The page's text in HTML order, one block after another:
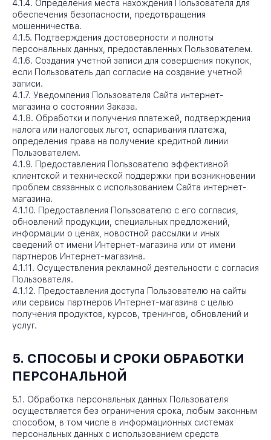
4.1.4. Определения места нахождения Пользователя для
обеспечения безопасности, предотвращения
мошенничества.
4.1.5. Подтверждения достоверности и полноты
персональных данных, предоставленных Пользователем.
4.1.6. Создания учетной записи для совершения покупок,
если Пользователь дал согласие на создание учетной
записи.
4.1.7. Уведомления Пользователя Сайта интернет-
магазина о состоянии Заказа.
4.1.8. Обработки и получения платежей, подтверждения
налога или налоговых льгот, оспаривания платежа,
определения права на получение кредитной линии
Пользователем.
4.1.9. Предоставления Пользователю эффективной
клиентской и технической поддержки при возникновении
проблем связанных с использованием Сайта интернет-
магазина.
4.1.10. Предоставления Пользователю с его согласия,
обновлений продукции, специальных предложений,
информации о ценах, новостной рассылки и иных
сведений от имени Интернет-магазина или от имени
партнеров Интернет-магазина.
4.1.11. Осуществления рекламной деятельности с согласия
Пользователя.
4.1.12. Предоставления доступа Пользователю на сайты
или сервисы партнеров Интернет-магазина с целью
получения продуктов, курсов, тренингов, обновлений и
услуг.
5. СПОСОБЫ И СРОКИ ОБРАБОТКИ
ПЕРСОНАЛЬНОЙ
5.1. Обработка персональных данных Пользователя
осуществляется без ограничения срока, любым законным
способом, в том числе в информационных системах
персональных данных с использованием средств